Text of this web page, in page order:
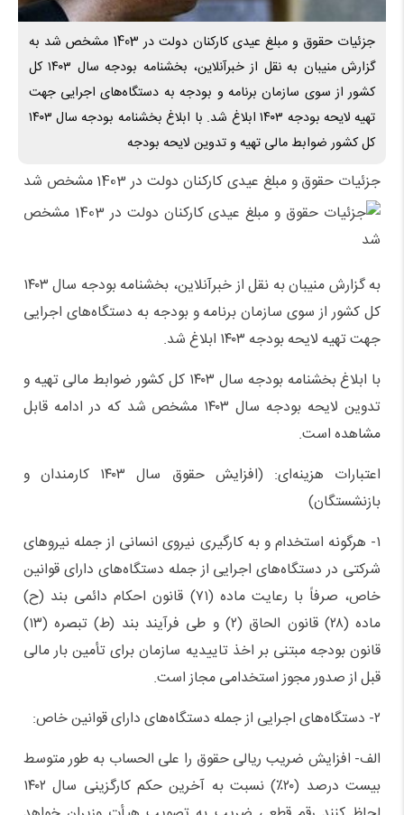
جزئیات حقوق و مبلغ عیدی کارکنان دولت در 1403 مشخص شد به
گزارش منیبان به نقل از خبرآنلاین، بخشنامه بودجه سال ۱۴۰۳ کل
کشور از سوی سازمان برنامه و بودجه به دستگاه‌های اجرایی جهت
تهیه لایحه بودجه ۱۴۰۳ ابلاغ شد. با ابلاغ بخشنامه بودجه سال ۱۴۰۳
کل کشور ضوابط مالی تهیه و تدوین لایحه بودجه
جزئیات حقوق و مبلغ عیدی کارکنان دولت در 1403 مشخص شد
به گزارش منیبان به نقل از خبرآنلاین، بخشنامه بودجه سال ۱۴۰۳
کل کشور از سوی سازمان برنامه و بودجه به دستگاه‌های اجرایی
جهت تهیه لایحه بودجه ۱۴۰۳ ابلاغ شد.
با ابلاغ بخشنامه بودجه سال ۱۴۰۳ کل کشور ضوابط مالی تهیه و
تدوین لایحه بودجه سال ۱۴۰۳ مشخص شد که در ادامه قابل
مشاهده است.
اعتبارات هزینه‌ای: (افزایش حقوق سال ۱۴۰۳ کارمندان و
بازنشستگان)
۱- هرگونه استخدام و به کارگیری نیروی انسانی از جمله نیروهای
شرکتی در دستگاه‌های اجرایی از جمله دستگاه‌های دارای قوانین
خاص، صرفاً با رعایت ماده (۷۱) قانون احکام دائمی بند (ح)
ماده (۲۸) قانون الحاق (۲) و طی فرآیند بند (ط) تبصره (۱۳)
قانون بودجه مبتنی بر اخذ تاییدیه سازمان برای تأمین بار مالی
قبل از صدور مجوز استخدامی مجاز است.
۲- دستگاه‌های اجرایی از جمله دستگاه‌های دارای قوانین خاص:
الف- افزایش ضریب ریالی حقوق را علی الحساب به طور متوسط
بیست درصد (۲۰٪) نسبت به آخرین حکم کارگزینی سال ۱۴۰۲